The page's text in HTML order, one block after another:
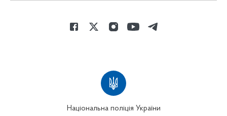
Національна поліція України